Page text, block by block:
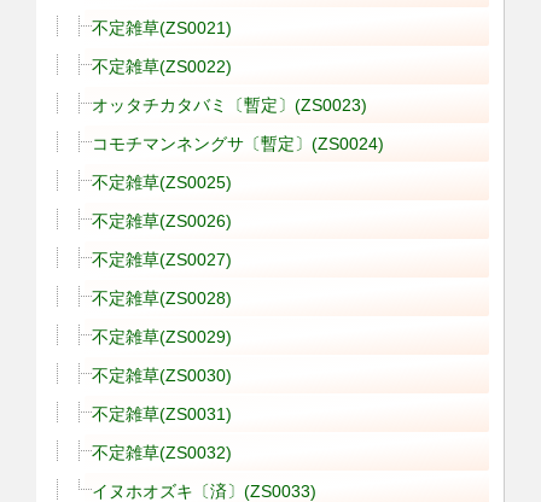
不定雑草(ZS0021)
不定雑草(ZS0022)
オッタチカタバミ〔暫定〕(ZS0023)
コモチマンネングサ〔暫定〕(ZS0024)
不定雑草(ZS0025)
不定雑草(ZS0026)
不定雑草(ZS0027)
不定雑草(ZS0028)
不定雑草(ZS0029)
不定雑草(ZS0030)
不定雑草(ZS0031)
不定雑草(ZS0032)
イヌホオズキ〔済〕(ZS0033)